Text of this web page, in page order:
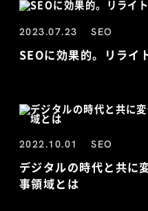
2023.07.23 SEO
SEOに効果的。リライ
2022.10.01 SEO
デジタルの時代と共に
事領域とは